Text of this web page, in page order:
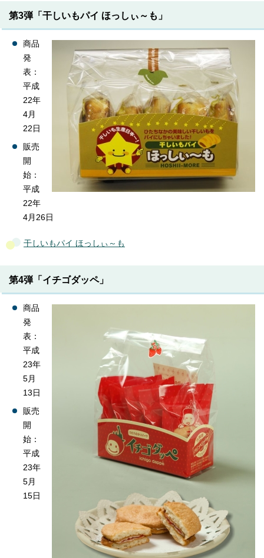
第3弾「干しいもパイ ほっしぃ～も」
商品
発
表：
平成
22年
4月
22日
販売
開
始：
平成
22年
4月26日
干しいもパイ ほっしぃ～も
第4弾「イチゴダッペ」
商品
発
表：
平成
23年
5月
13日
販売
開
始：
平成
23年
5月
15日